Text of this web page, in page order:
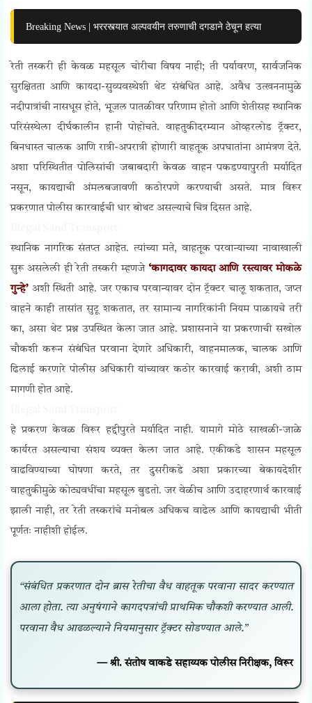
Breaking News | भररस्त्यात अल्पवयीन तरुणाची दगडाने ठेचून हत्या
रेती तस्करी ही केवळ महसूल चोरीचा विषय नाही; ती पर्यावरण, सार्वजनिक
सुरक्षितता आणि कायदा-सुव्यवस्थेशी थेट संबंधित आहे. अवैध उत्खननामुळे
नदीपात्रांची नासधूस होते, भूजल पातळीवर परिणाम होतो आणि शेतीसह स्थानिक
परिसंस्थेला दीर्घकालीन हानी पोहोचते. वाहतुकीदरम्यान ओव्हरलोड ट्रॅक्टर,
बिनधास्त चालक आणि रात्री-अपरात्री होणारी वाहतूक अपघातांना आमंत्रण देते.
अशा परिस्थितीत पोलिसांची जबाबदारी केवळ वाहन पकडण्यापुरती मर्यादित
नसून, कायद्याची अंमलबजावणी कठोरपणे करण्याची असते. मात्र विरूर
प्रकरणात पोलीस कारवाईची धार बोथट असल्याचे चित्र दिसत आहे.
स्थानिक नागरिक संतप्त आहेत. त्यांच्या मते, वाहतूक परवान्याच्या नावाखाली
सुरू असलेली ही रेती तस्करी म्हणजे ‘कागदावर कायदा आणि रस्त्यावर मोकळे
गुन्हे’ अशी स्थिती आहे. जर एकाच परवान्यावर दोन ट्रॅक्टर चालू शकतात, जप्त
वाहने काही तासांत सुटू शकतात, तर सामान्य नागरिकांनी नियम पाळायचे तरी
का, असा थेट प्रश्न उपस्थित केला जात आहे. प्रशासनाने या प्रकरणाची सखोल
चौकशी करून संबंधित परवाना देणारे अधिकारी, वाहनमालक, चालक आणि
ढिलाई करणारे पोलीस अधिकारी यांच्यावर कठोर कारवाई करावी, अशी ठाम
मागणी होत आहे.
हे प्रकरण केवळ विरूर हद्दीपुरते मर्यादित नाही. यामागे मोठे साखळी-जाळे
कार्यरत असल्याचा संशय व्यक्त केला जात आहे. एकीकडे शासन महसूल
वाढविण्याच्या घोषणा करते, तर दुसरीकडे अशा प्रकारच्या बेकायदेशीर
वाहतुकीमुळे कोट्यवधींचा महसूल बुडतो. जर वेळीच आणि उदाहरणार्थ कारवाई
झाली नाही, तर रेती तस्करांचे मनोबल अधिकच वाढेल आणि कायद्याची भीती
पूर्णतः नाहीशी होईल.
“संबंधित प्रकरणात दोन ब्रास रेतीचा वैध वाहतूक परवाना सादर करण्यात
आला होता. त्या अनुषंगाने कागदपत्रांची प्राथमिक चौकशी करण्यात आली.
परवाना वैध आढळल्याने नियमानुसार ट्रॅक्टर सोडण्यात आले.”
— श्री. संतोष वाकडे सहाय्यक पोलीस निरीक्षक, विरूर